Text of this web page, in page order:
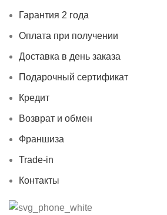
Гарантия 2 года
Оплата при получении
Доставка в день заказа
Подарочный сертификат
Кредит
Возврат и обмен
Франшиза
Trade-in
Контакты